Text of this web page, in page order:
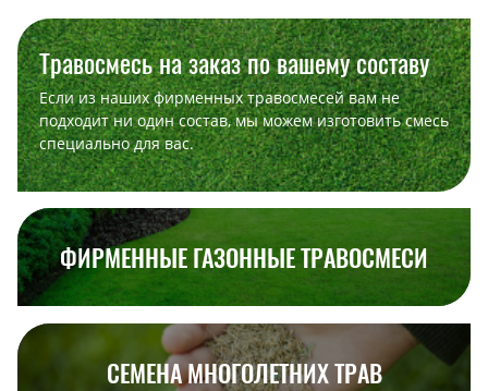
Травосмесь на заказ по вашему составу
Если из наших фирменных травосмесей вам не
подходит ни один состав, мы можем изготовить смесь
специально для вас.
ФИРМЕННЫЕ ГАЗОННЫЕ ТРАВОСМЕСИ
СЕМЕНА МНОГОЛЕТНИХ ТРАВ